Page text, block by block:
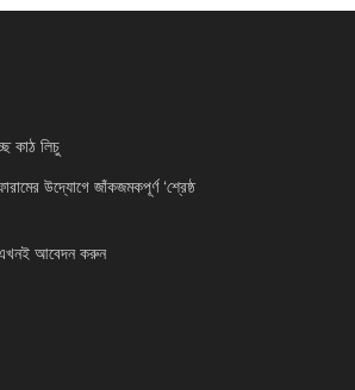
কাঠ লিচু
উদ্যোগে জাঁকজমকপূর্ণ ‘শ্রেষ্ঠ
এখনই আবেদন করুন